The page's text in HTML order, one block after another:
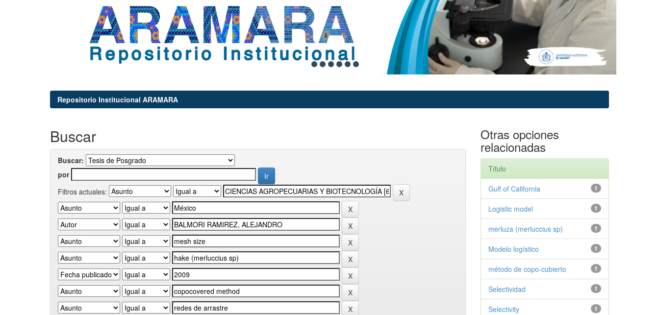
Repositorio Institucional ARAMARA
Buscar
Buscar:
por
Filtros actuales:
Otras opciones
relacionadas
Título
1
Gulf of California
1
Logistic model
1
merluza (merluccius sp)
1
Modelo logístico
1
método de copo-cubierto
1
Selectividad
1
Selectivity